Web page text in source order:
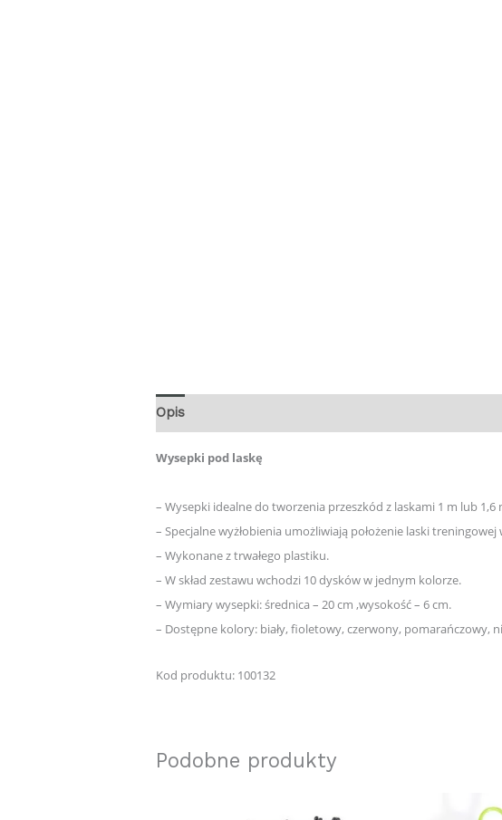
Opis
Wysepki pod laskę
– Wysepki idealne do tworzenia przeszkód z laskami 1 m lub 1,6
– Specjalne wyżłobienia umożliwiają położenie laski
– Wykonane z trwałego plastiku.
– W skład zestawu wchodzi 10 dysków w jednym kolorze.
– Wymiary wysepki: średnica – 20 cm ,wysokość – 6 cm.
– Dostępne kolory: biały, fioletowy, czerwony, pomarańczowy,
Kod produktu: 100132
Podobne produkty